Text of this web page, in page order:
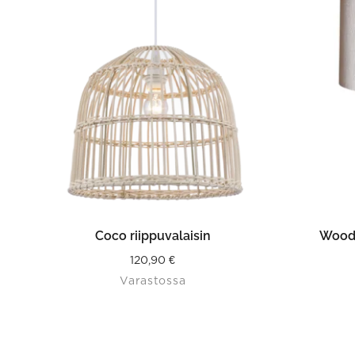
LISÄÄ OSTOSKORIIN
Coco riippuvalaisin
120,90€
Varastossa